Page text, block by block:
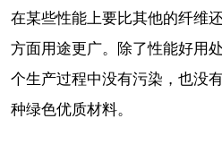
在某些性能上要比其他的纤维
方面用途更广。除了性能好用
个生产过程中没有污染，也没
种绿色优质材料。